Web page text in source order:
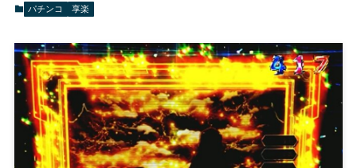
パチンコ 享楽